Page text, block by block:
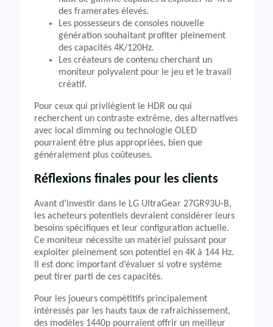
des framerates élevés.
Les possesseurs de consoles nouvelle
génération souhaitant profiter pleinement
des capacités 4K/120Hz.
Les créateurs de contenu cherchant un
moniteur polyvalent pour le jeu et le travail
créatif.
Pour ceux qui privilégient le HDR ou qui
recherchent un contraste extrême, des alternatives
avec local dimming ou technologie OLED
pourraient être plus appropriées, bien que
généralement plus coûteuses.
Réflexions finales pour les clients
Avant d’investir dans le LG UltraGear 27GR93U-B,
les acheteurs potentiels devraient considérer leurs
besoins spécifiques et leur configuration actuelle.
Ce moniteur nécessite un matériel puissant pour
exploiter pleinement son potentiel en 4K à 144 Hz.
Il est donc important d’évaluer si votre système
peut tirer parti de ces capacités.
Pour les joueurs compétitifs principalement
intéressés par les hauts taux de rafraîchissement,
des modèles 1440p pourraient offrir un meilleur